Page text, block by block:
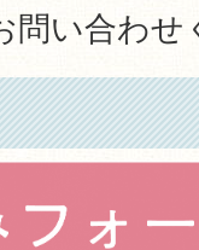
問い合わせ